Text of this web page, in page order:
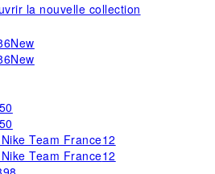
la nouvelle collection
New
New
50
50
Team France12
Team France12